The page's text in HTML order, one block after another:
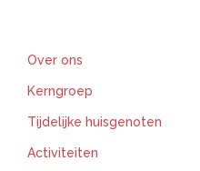
Over ons
Kerngroep
Tijdelijke huisgenoten
Activiteiten